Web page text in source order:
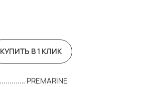
PREMARINE
КУПИТЬ В 1 КЛИК